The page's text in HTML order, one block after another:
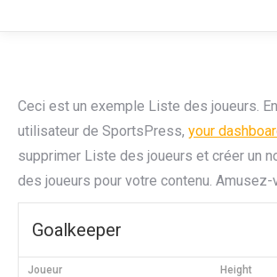
Ceci est un exemple Liste des joueurs.
utilisateur de SportsPress, your
supprimer Liste des joueurs et créer un
des joueurs pour votre contenu. Amusez-
Goalkeeper
Joueur Height